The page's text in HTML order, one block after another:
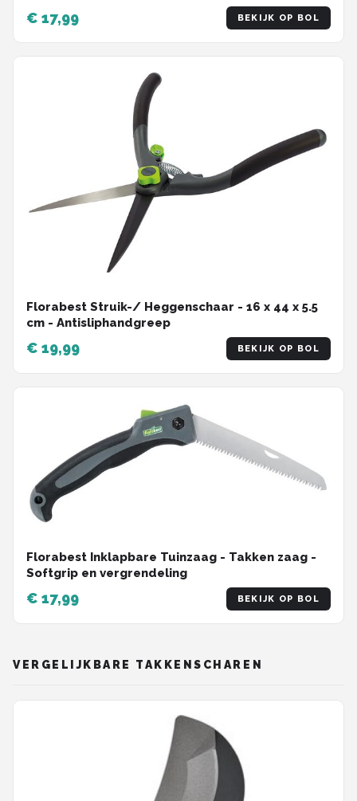
€ 17,99 BEKIJK OP BOL
Florabest Struik-/ Heggenschaar - 16 x 44 x 5.5
cm - Antisliphandgreep
€ 19,99 BEKIJK OP BOL
Florabest Inklapbare Tuinzaag - Takken zaag -
Softgrip en vergrendeling
€ 17,99 BEKIJK OP BOL
VERGELIJKBARE TAKKENSCHAREN